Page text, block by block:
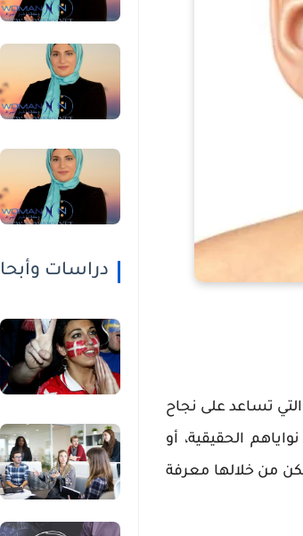
تساعد على نجاح
الحقيقية، أو
من خلالها معرفة
دراسات